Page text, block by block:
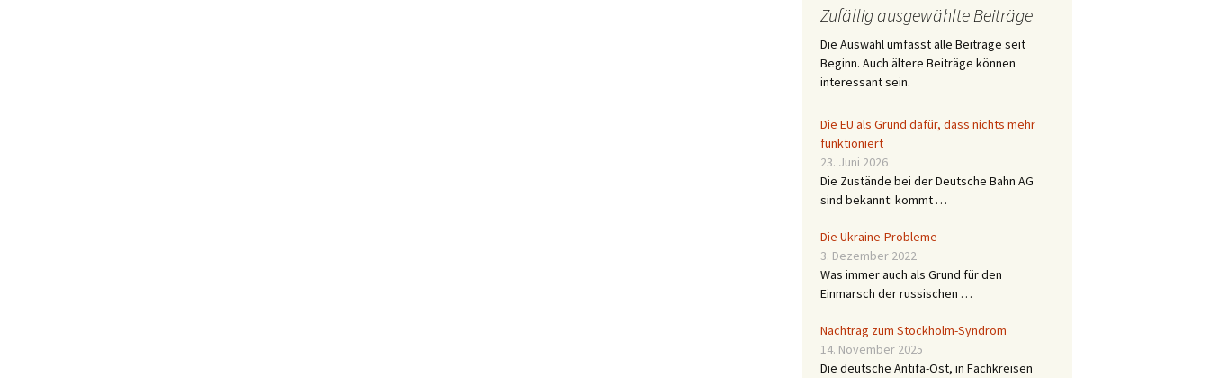
Zufällig ausgewählte Beiträge
Die Auswahl umfasst alle Beiträge seit
Beginn. Auch ältere Beiträge können
interessant sein.
Die EU als Grund dafür, dass nichts mehr
funktioniert
23. Juni 2026
Die Zustände bei der Deutsche Bahn AG
sind bekannt: kommt …
Die Ukraine-Probleme
3. Dezember 2022
Was immer auch als Grund für den
Einmarsch der russischen …
Nachtrag zum Stockholm-Syndrom
14. November 2025
Die deutsche Antifa-Ost, in Fachkreisen